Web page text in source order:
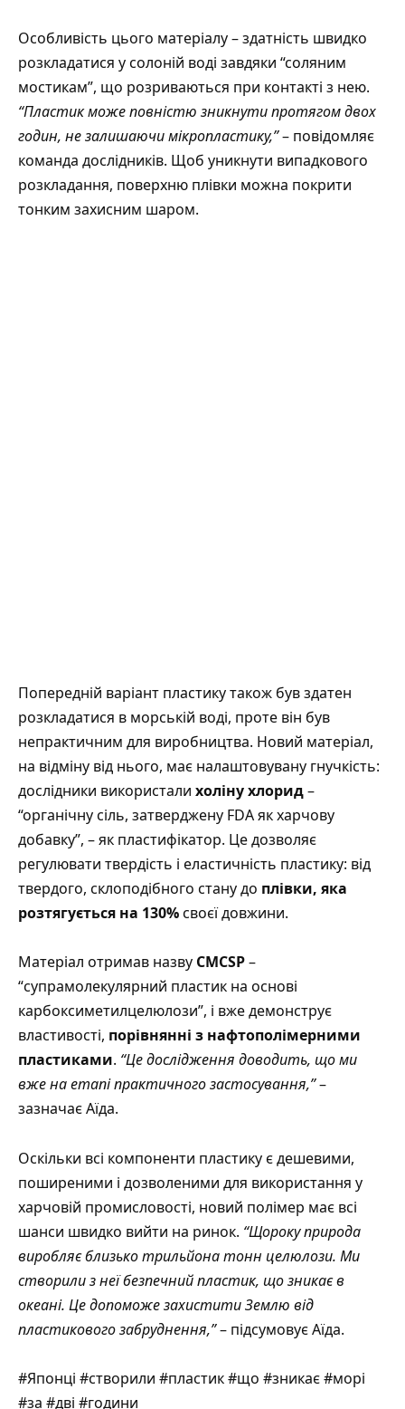
Особливість цього матеріалу – здатність швидко
розкладатися у солоній воді завдяки “соляним
мостикам”, що розриваються при контакті з нею.
“Пластик може повністю зникнути протягом двох
годин, не залишаючи мікропластику,”– повідомляє
команда дослідників. Щоб уникнути випадкового
розкладання, поверхню плівки можна покрити
тонким захисним шаром.
Попередній варіант пластику також був здатен
розкладатися в морській воді, проте він був
непрактичним для виробництва. Новий матеріал,
на відміну від нього, має налаштовувану гнучкість:
дослідники використали холіну хлорид–
“органічну сіль, затверджену FDA як харчову
добавку”, – як пластифікатор. Це дозволяє
регулювати твердість і еластичність пластику: від
твердого, склоподібного стану до плівки, яка
розтягується на 130%своєї довжини.
Матеріал отримав назву CMCSP–
“супрамолекулярний пластик на основі
карбоксиметилцелюлози”, і вже демонструє
властивості, порівнянні з нафтополімерними
пластиками. “Це дослідження доводить, що ми
вже на етапі практичного застосування,”–
зазначає Аїда.
Оскільки всі компоненти пластику є дешевими,
поширеними і дозволеними для використання у
харчовій промисловості, новий полімер має всі
шанси швидко вийти на ринок. “Щороку природа
виробляє близько трильйона тонн целюлози. Ми
створили з неї безпечний пластик, що зникає в
океані. Це допоможе захистити Землю від
пластикового забруднення,”– підсумовує Аїда.
#Японці #створили #пластик #що #зникає #морі
#за #дві #години